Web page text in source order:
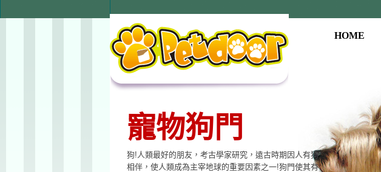
HOME
寵物狗門
狗!人類最好的朋友，考古學家研究，遠古時期因人有狗
相伴，使人類成為主宰地球的重要因素之一!狗門使其有